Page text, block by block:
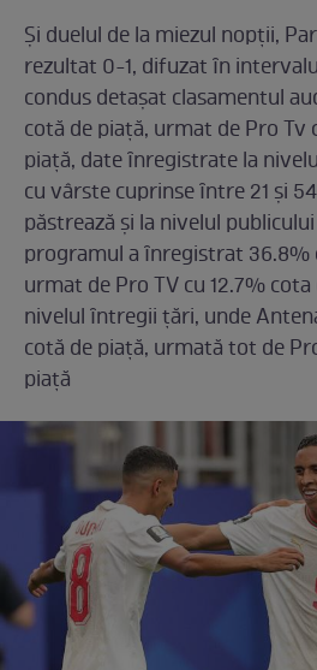
Şi duelul de la miezul nopţii,
rezultat 0-1, difuzat ȋn
condus detașat clasamentul
cotă de piață, urmat de Pro Tv
piaţă, date ȋnregistrate la
cu vârste cuprinse ȋntre 21 și
păstrează şi la nivelul
programul a ȋnregistrat 36.8%
urmat de Pro TV cu 12.7%
nivelul ȋntregii ţări, unde
cotă de piaţă, urmată tot de
piaţă